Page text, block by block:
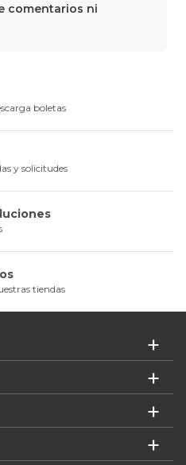
comentarios ni
boletas
y solicitudes
tiendas